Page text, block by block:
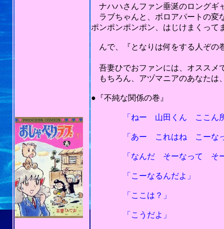
ナハハさんファン垂涎のロングギ
ラブちゃんと、ボロアパートの変
ポンポンポンポン、はじけまくって
んで、『となりは何をする人ぞの
吾妻ひでおファンには、オススメ
もちろん、アヅマニアのあなたは
●『不純な関係の巻』
「ねー 山田くん ここん所
「あー これはね こーなって
「なんだ そーなって そー
「こーなるんだよ」
「ここは？」
「こうだよ」